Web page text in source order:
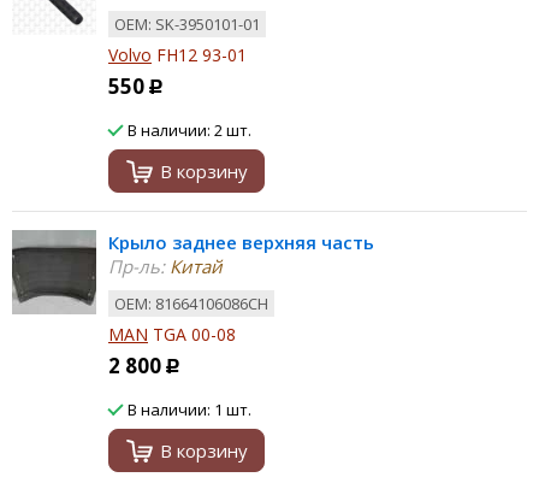
ОЕМ: SK-3950101-01
Volvo FH12 93-01
550 Р
В наличии: 2 шт.
В корзину
Крыло заднее верхняя часть
Пр-ль:Китай
ОЕМ: 81664106086CH
MAN TGA 00-08
2 800 Р
В наличии: 1 шт.
В корзину